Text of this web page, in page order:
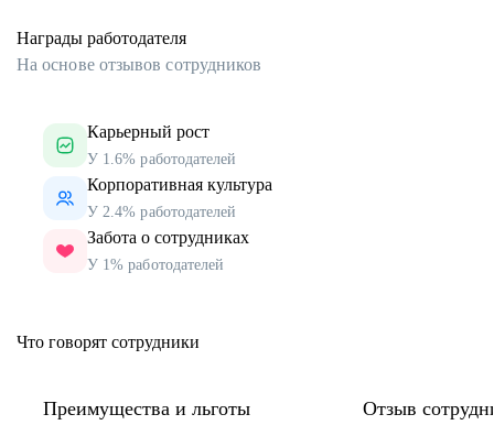
Награды работодателя
На основе отзывов сотрудников
Карьерный рост
У 1.6% работодателей
Корпоративная культура
У 2.4% работодателей
Забота о сотрудниках
У 1% работодателей
Что говорят сотрудники
Преимущества и льготы
Отзыв